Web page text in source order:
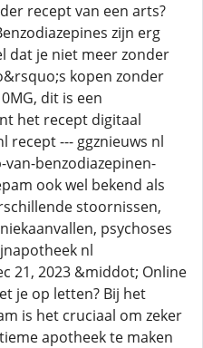
recept van een arts?
zijn erg
dat je niet meer zonder
kopen zonder
dit is een
het recept digitaal
recept --- ggznieuws nl
benzodiazepinen-
ook wel bekend als
stoornissen,
psychoses
nl
21, 2023 &middot; Online
je op letten? Bij het
is het cruciaal om zeker
apotheek te maken